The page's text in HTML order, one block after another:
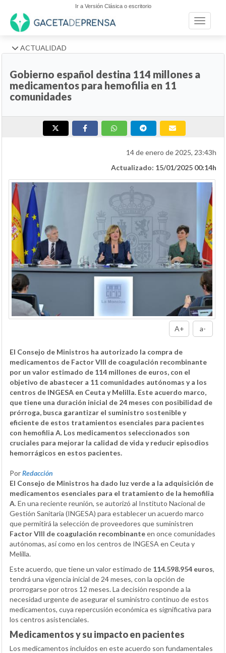
Ir a Versión Clásica o escritorio
Toggle
ACTUALIDAD
Gobierno español destina 114 millones a
medicamentos para hemofilia en 11
comunidades
14 de enero de 2025, 23:43h
Actualizado: 15/01/2025 00:14h
A+ a-
El Consejo de Ministros ha autorizado la compra de
medicamentos de Factor VIII de coagulación recombinante
por un valor estimado de 114 millones de euros, con el
objetivo de abastecer a 11 comunidades autónomas y a los
centros de INGESA en Ceuta y Melilla. Este acuerdo marco,
que tiene una duración inicial de 24 meses con posibilidad de
prórroga, busca garantizar el suministro sostenible y
eficiente de estos tratamientos esenciales para pacientes
con hemofilia A. Los medicamentos seleccionados son
cruciales para mejorar la calidad de vida y reducir episodios
hemorrágicos en estos pacientes.
PorRedacción
El Consejo de Ministros ha dado luz verde a la adquisición de
medicamentos esenciales para el tratamiento de la hemofilia
A. En una reciente reunión, se autorizó al Instituto Nacional de
Gestión Sanitaria (INGESA) para establecer un acuerdo marco
que permitirá la selección de proveedores que suministren
Factor VIII de coagulación recombinanteen once comunidades
autónomas, así como en los centros de INGESA en Ceuta y
Melilla.
Este acuerdo, que tiene un valor estimado de 114.598.954 euros,
tendrá una vigencia inicial de 24 meses, con la opción de
prorrogarse por otros 12 meses. La decisión responde a la
necesidad urgente de asegurar el suministro continuo de estos
medicamentos, cuya repercusión económica es significativa para
los centros asistenciales.
Medicamentos y su impacto en pacientes
Los medicamentos incluidos en este acuerdo son fundamentales